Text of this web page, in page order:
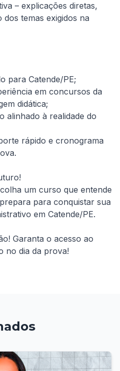
– explicações diretas,
temas exigidos na
para Catende/PE;
em concursos da
didática;
alinhado à realidade do
rápido e cronograma
um curso que entende
para conquistar sua
em Catende/PE.
Garanta o acesso ao
no dia da prova!